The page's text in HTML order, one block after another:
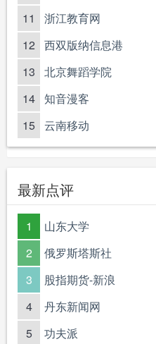
11 浙江教育网
12 西双版纳信息港
13 北京舞蹈学院
14 知音漫客
15 云南移动
最新点评
1 山东大学
2 俄罗斯塔斯社
3 股指期货-新浪
4 丹东新闻网
5 功夫派